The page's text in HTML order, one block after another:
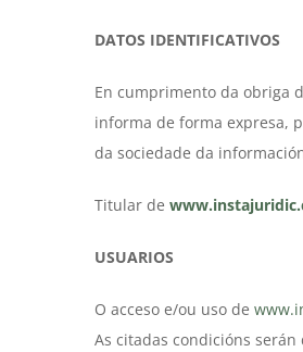
DATOS IDENTIFICATIVOS
En cumprimento da obriga
informa de forma expresa,
da sociedade da
Titular de
USUARIOS
O acceso e/ou uso de
As citadas condicións